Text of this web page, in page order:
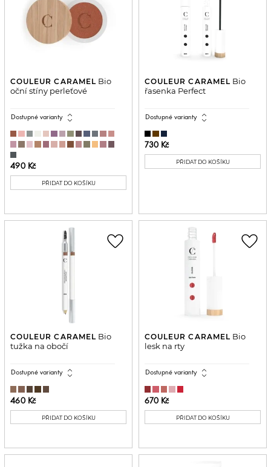
COULEUR CARAMEL Bio
oční stíny perleťové
Dostupné varianty expand_all
490 Kč
PŘIDAT DO KOŠÍKU
COULEUR CARAMEL Bio
řasenka Perfect
Dostupné varianty expand_all
730 Kč
PŘIDAT DO KOŠÍKU
COULEUR CARAMEL Bio
tužka na obočí
Dostupné varianty expand_all
460 Kč
PŘIDAT DO KOŠÍKU
favorite_border
COULEUR CARAMEL Bio
lesk na rty
Dostupné varianty expand_all
670 Kč
PŘIDAT DO KOŠÍKU
favorite_border